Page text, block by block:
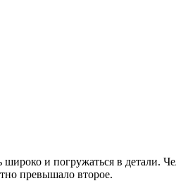
и погружаться в детали.
превышало второе.